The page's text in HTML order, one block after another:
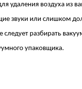
удаления воздуха из
звуки или слишком
разбирать
упаковщика.